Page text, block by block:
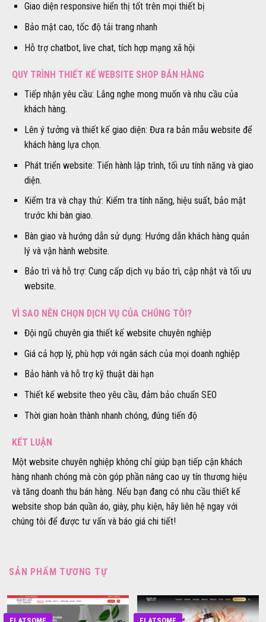
Giao diện responsive hiển thị tốt trên mọi thiết bị
Bảo mật cao, tốc độ tải trang nhanh
Hỗ trợ chatbot, live chat, tích hợp mạng xã hội
QUY TRÌNH THIẾT KẾ WEBSITE SHOP BÁN HÀNG
Tiếp nhận yêu cầu: Lắng nghe mong muốn và nhu cầu của
khách hàng.
Lên ý tưởng và thiết kế giao diện: Đưa ra bản mẫu website để
khách hàng lựa chọn.
Phát triển website: Tiến hành lập trình, tối ưu tính năng và giao
diện.
Kiểm tra và chạy thử: Kiểm tra tính năng, hiệu suất, bảo mật
trước khi bàn giao.
Bàn giao và hướng dẫn sử dụng: Hướng dẫn khách hàng quản
lý và vận hành website.
Bảo trì và hỗ trợ: Cung cấp dịch vụ bảo trì, cập nhật và tối ưu
website.
VÌ SAO NÊN CHỌN DỊCH VỤ CỦA CHÚNG TÔI?
Đội ngũ chuyên gia thiết kế website chuyên nghiệp
Giá cả hợp lý, phù hợp với ngân sách của mọi doanh nghiệp
Bảo hành và hỗ trợ kỹ thuật dài hạn
Thiết kế website theo yêu cầu, đảm bảo chuẩn SEO
Thời gian hoàn thành nhanh chóng, đúng tiến độ
KẾT LUẬN
Một website chuyên nghiệp không chỉ giúp bạn tiếp cận khách
hàng nhanh chóng mà còn góp phần nâng cao uy tín thương hiệu
và tăng doanh thu bán hàng. Nếu bạn đang có nhu cầu thiết kế
website shop bán quần áo, giày, phụ kiện, hãy liên hệ ngay với
chúng tôi để được tư vấn và báo giá chi tiết!
SẢN PHẨM TƯƠNG TỰ